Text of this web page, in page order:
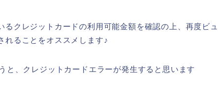
るクレジットカードの利用可能金額を確認の上、再度ビュ
れることをオススメします♪
と、クレジットカードエラーが発生すると思います